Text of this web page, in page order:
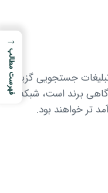
جستجویی گزینه
برند است، شبکه
تر خواهند بود.
→
فهرست مطالب